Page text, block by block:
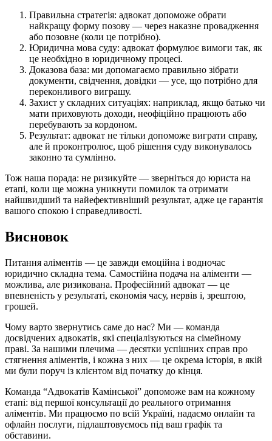
Правильна стратегія: адвокат допоможе обрати
найкращу форму позову — через наказне провадження
або позовне (коли це потрібно).
Юридична мова суду: адвокат формулює вимоги так, як
це необхідно в юридичному процесі.
Доказова база: ми допомагаємо правильно зібрати
документи, свідчення, довідки — усе, що потрібно для
переконливого виграшу.
Захист у складних ситуаціях: наприклад, якщо батько чи
мати приховують доходи, неофіційно працюють або
перебувають за кордоном.
Результат: адвокат не тільки допоможе виграти справу,
але й проконтролює, щоб рішення суду виконувалось
законно та сумлінно.
Тож наша порада: не ризикуйте — зверніться до юриста на
етапі, коли ще можна уникнути помилок та отримати
найшвидший та найефективніший результат, адже це гарантія
вашого спокою і справедливості.
Висновок
Питання аліментів — це завжди емоційна і водночас
юридично складна тема. Самостійна подача на аліменти —
можлива, але ризикована. Професійний адвокат — це
впевненість у результаті, економія часу, нервів і, зрештою,
грошей.
Чому варто звернутись саме до нас? Ми — команда
досвідчених адвокатів, які спеціалізуються на сімейному
праві. За нашими плечима — десятки успішних справ про
стягнення аліментів, і кожна з них — це окрема історія, в якій
ми були поруч із клієнтом від початку до кінця.
Команда “Адвокатів Камінської” допоможе вам на кожному
етапі: від першої консультації до реального отримання
аліментів. Ми працюємо по всій Україні, надаємо онлайн та
офлайн послуги, підлаштовуємось під ваш графік та
обставини.